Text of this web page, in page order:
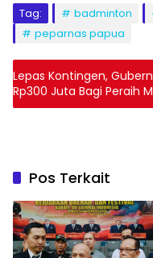
Tag: badminton
peparnas papua
Lepas Kontingen,
Rp300 Juta Bagi Peraih
Pos Terkait